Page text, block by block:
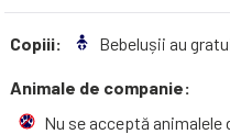
Copiii: Bebelușii au
Animale de companie:
Nu se acceptă animalele